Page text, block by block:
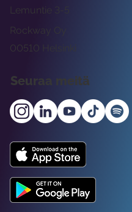
Rockway Oy
Lemuntie 3-5
00510 Helsinki
Seuraa meitä